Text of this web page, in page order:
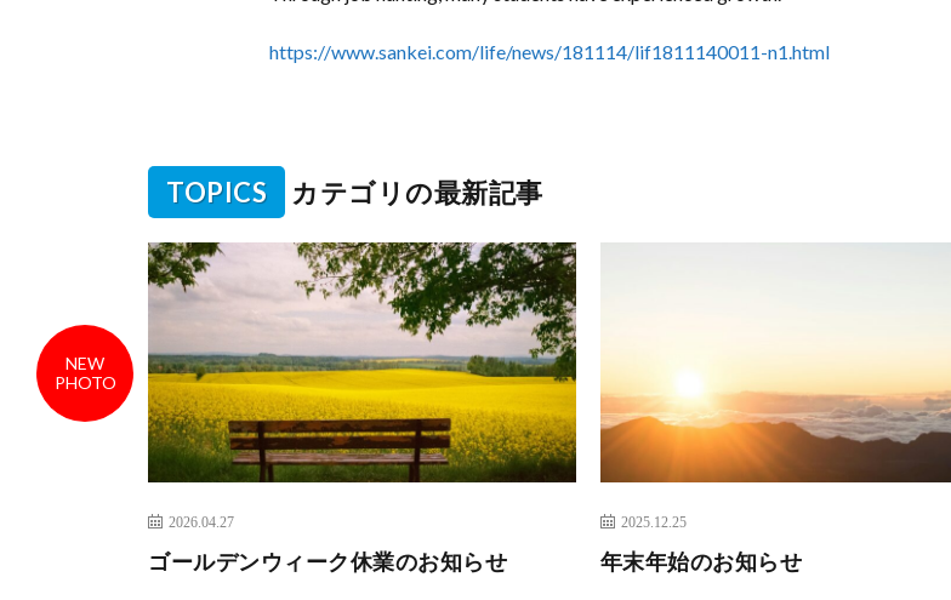
https://www.sankei.com/life/news/181114/lif1811140011-n1.html
TOPICS カテゴリの最新記事
2026.04.27
ゴールデンウィーク休業のお知らせ
2025.12.25
年末年始のお知らせ
NEW
PHOTO